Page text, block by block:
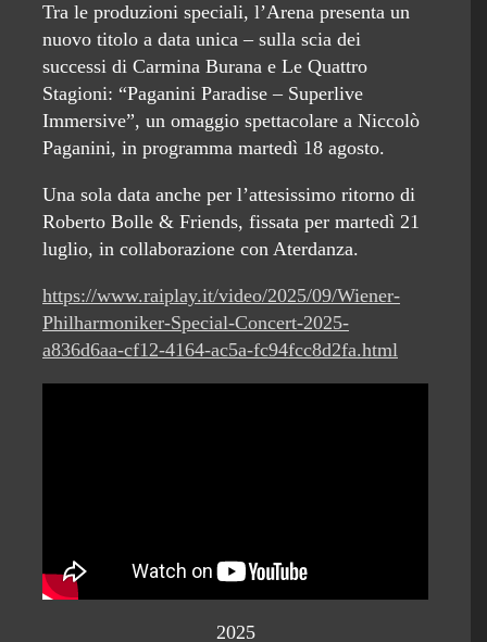
Tra le produzioni speciali, l’Arena presenta un
nuovo titolo a data unica – sulla scia dei
successi di Carmina Burana e Le Quattro
Stagioni: “Paganini Paradise – Superlive
Immersive”, un omaggio spettacolare a Niccolò
Paganini, in programma martedì 18 agosto.
Una sola data anche per l’attesissimo ritorno di
Roberto Bolle & Friends, fissata per martedì 21
luglio, in collaborazione con Aterdanza.
https://www.raiplay.it/video/2025/09/Wiener-
Philharmoniker-Special-Concert-2025-
a836d6aa-cf12-4164-ac5a-fc94fcc8d2fa.html
2025